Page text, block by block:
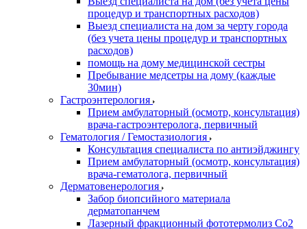
процедур и транспортных расходов)
Выезд специалиста на дом за черту города
(без учета цены процедур и транспортных
расходов)
помощь на дому медицинской сестры
Пребывание медсетры на дому (каждые
30мин)
Гастроэнтерология
Прием амбулаторный (осмотр, консультация)
врача-гастроэнтеролога, первичный
Гематология / Гемостазиология
Консультация специалиста по антиэйджингу
Прием амбулаторный (осмотр, консультация)
врача-гематолога, первичный
Дерматовенерология
Забор биопсийного материала
дерматопанчем
Лазерный фракционный фототермолиз Со2